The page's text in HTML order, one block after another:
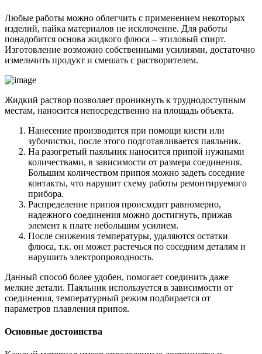
Любые работы можно облегчить с применением некоторых
изделий, пайка материалов не исключение. Для работы
понадобится основа жидкого флюса – этиловый спирт.
Изготовление возможно собственными усилиями, достаточно
измельчить продукт и смешать с растворителем.
Жидкий раствор позволяет проникнуть к труднодоступным
местам, наносится непосредственно на площадь объекта.
Нанесение производится при помощи кисти или
зубочистки, после этого подготавливается паяльник.
На разогретый паяльник наносится припой нужными
количествами, в зависимости от размера соединения.
Большим количеством припоя можно задеть соседние
контакты, что нарушит схему работы ремонтируемого
прибора.
Распределение припоя происходит равномерно,
надежного соединения можно достигнуть, прижав
элемент к плате небольшим усилием.
После снижения температуры, удаляются остатки
флюса, т.к. он может растечься по соседним деталям и
нарушить электропроводность.
Данный способ более удобен, помогает соединить даже
мелкие детали. Паяльник используется в зависимости от
соединения, температурный режим подбирается от
параметров плавления припоя.
Основные достоинства